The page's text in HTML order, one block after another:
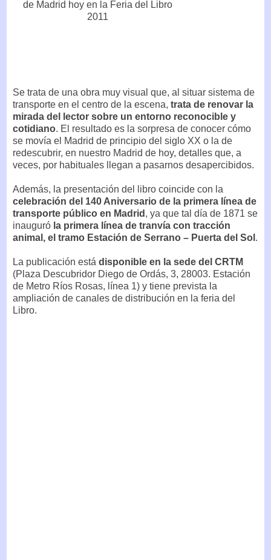
Se trata de una obra muy visual que, al situar sistema de
transporte en el centro de la escena, trata de renovar la
mirada del lector sobre un entorno reconocible y
cotidiano. El resultado es la sorpresa de conocer cómo
se movía el Madrid de principio del siglo XX o la de
redescubrir, en nuestro Madrid de hoy, detalles que, a
veces, por habituales llegan a pasarnos desapercibidos.
Además, la presentación del libro coincide con la
celebración del 140 Aniversario de la primera línea de
transporte público en Madrid , ya que tal día de 1871 se
inauguró la primera línea de tranvía con tracción
animal, el tramo Estación de Serrano – Puerta del Sol .
La publicación está disponible en la sede del CRTM
(Plaza Descubridor Diego de Ordás, 3, 28003. Estación
de Metro Ríos Rosas, línea 1) y tiene prevista la
ampliación de canales de distribución en la feria del
Libro.